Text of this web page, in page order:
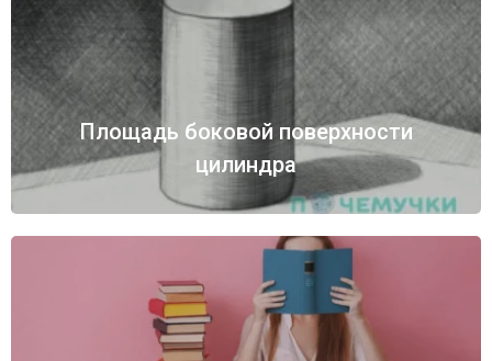
Площадь боковой поверхности
цилиндра